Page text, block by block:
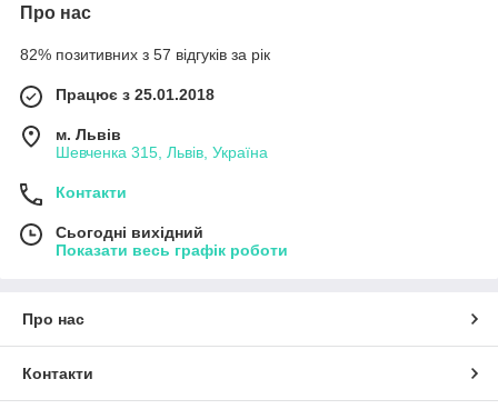
Про нас
82% позитивних з 57 відгуків за рік
Працює з 25.01.2018
м. Львів
Шевченка 315, Львів, Україна
Контакти
Сьогодні вихідний
Показати весь графік роботи
Про нас
Контакти